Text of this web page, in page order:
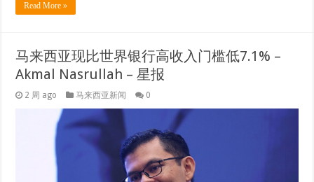
Read More »
马来西亚现比世界银行高收入门槛低7.1% –
Akmal Nasrullah – 星报
2 周 ago 马来西亚新闻 0